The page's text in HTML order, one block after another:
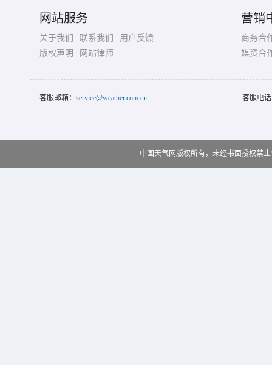
网站服务
关于我们 联系我们
用户反馈
版权声明
网站律师
营销
商务合
媒资合
客服邮箱： service@weather.com.cn 客服电
中国天气网版权所有，未经书面授权